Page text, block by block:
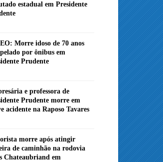
estadual em Presidente
Morre idoso de 70 anos
por ônibus em
Prudente
e professora de
Prudente morre em
acidente na Raposo Tavares
morre após atingir
de caminhão na rodovia
Chateaubriand em